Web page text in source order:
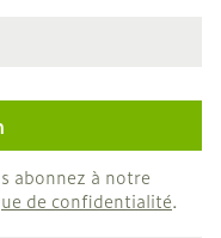
abonnez à notre
de confidentialité.